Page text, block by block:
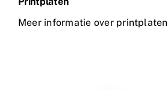
Meer informatie over printplaten